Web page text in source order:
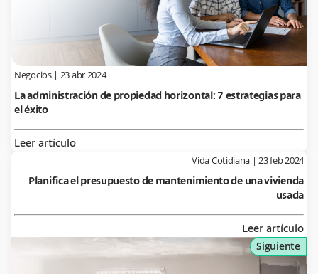
Negocios| 23 abr 2024
La administración de propiedad horizontal: 7 estrategias para
el éxito
Leer artículo
Siguiente
Vida Cotidiana | 23 feb 2024
Planifica el presupuesto de mantenimiento de una vivienda
usada
Leer artículo